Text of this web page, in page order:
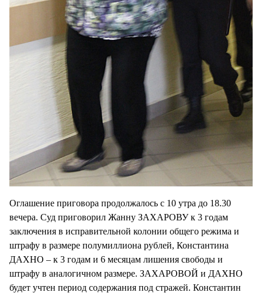
Оглашение приговора продолжалось с 10 утра до 18.30
вечера. Суд приговорил Жанну ЗАХАРОВУ к 3 годам
заключения в исправительной колонии общего режима и
штрафу в размере полумиллиона рублей, Константина
ДАХНО – к 3 годам и 6 месяцам лишения свободы и
штрафу в аналогичном размере. ЗАХАРОВОЙ и ДАХНО
будет учтен период содержания под стражей. Константин